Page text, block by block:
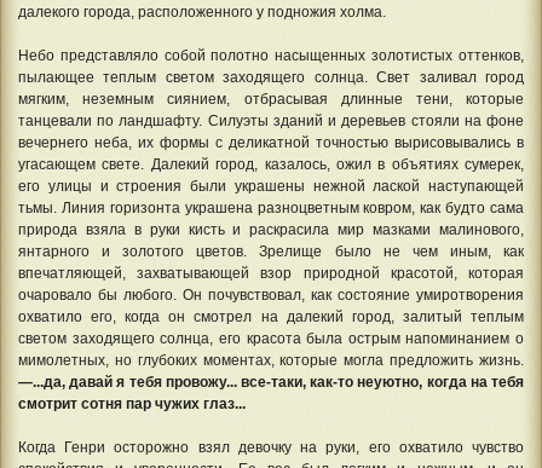
далекого города, расположенного у подножия холма.
Небо представляло собой полотно насыщенных золотистых оттенков,
пылающее теплым светом заходящего солнца. Свет заливал город
мягким, неземным сиянием, отбрасывая длинные тени, которые
танцевали по ландшафту. Силуэты зданий и деревьев стояли на фоне
вечернего неба, их формы с деликатной точностью вырисовывались в
угасающем свете. Далекий город, казалось, ожил в объятиях сумерек,
его улицы и строения были украшены нежной лаской наступающей
тьмы. Линия горизонта украшена разноцветным ковром, как будто сама
природа взяла в руки кисть и раскрасила мир мазками малинового,
янтарного и золотого цветов. Зрелище было не чем иным, как
впечатляющей, захватывающей взор природной красотой, которая
очаровало бы любого. Он почувствовал, как состояние умиротворения
охватило его, когда он смотрел на далекий город, залитый теплым
светом заходящего солнца, его красота была острым напоминанием о
мимолетных, но глубоких моментах, которые могла предложить жизнь.
—...да, давай я тебя провожу... все-таки, как-то неуютно, когда на тебя
смотрит сотня пар чужих глаз...
Когда Генри осторожно взял девочку на руки, его охватило чувство